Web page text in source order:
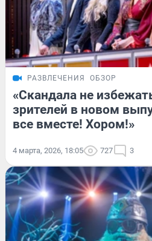
РАЗВЛЕЧЕНИЯ ОБЗОР
«Скандала не
зрителей в новом
все вместе! Хором!»
4 марта, 2026, 18:05 727 3